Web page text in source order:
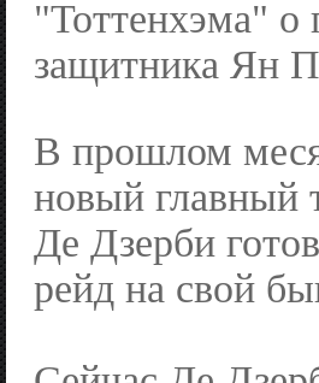
"Тоттенхэма" о
защитника Ян
В прошлом
новый главный
Де Дзерби
рейд на свой